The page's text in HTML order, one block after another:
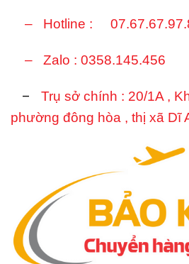
– Hotline :
– Zalo : 0358.145.456
– Trụ sở chính : 20/1A ,
phường đông hòa , thị xã Dĩ